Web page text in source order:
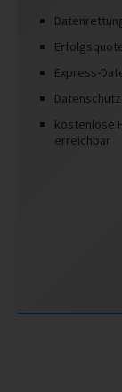
Express-
kostenlose
erreichbar